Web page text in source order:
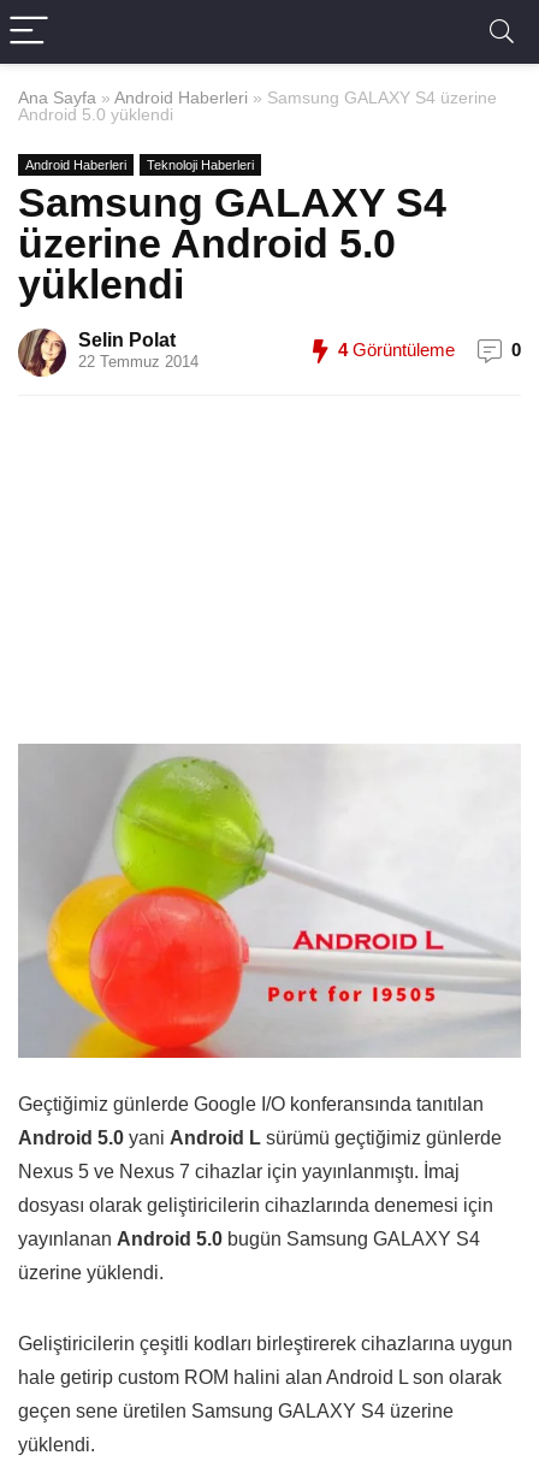
Ana Sayfa » Android Haberleri » Samsung GALAXY S4 üzerine
Android 5.0 yüklendi
Android Haberleri Teknoloji Haberleri
Samsung GALAXY S4
üzerine Android 5.0
yüklendi
Selin Polat
22 Temmuz 2014
4Görüntüleme 0
Geçtiğimiz günlerde Google I/O konferansında tanıtılan
Android 5.0 yani Android L sürümü geçtiğimiz günlerde
Nexus 5 ve Nexus 7 cihazlar için yayınlanmıştı. İmaj
dosyası olarak geliştiricilerin cihazlarında denemesi için
yayınlanan Android 5.0 bugün Samsung GALAXY S4
üzerine yüklendi.
Geliştiricilerin çeşitli kodları birleştirerek cihazlarına uygun
hale getirip custom ROM halini alan Android L son olarak
geçen sene üretilen Samsung GALAXY S4 üzerine
yüklendi.